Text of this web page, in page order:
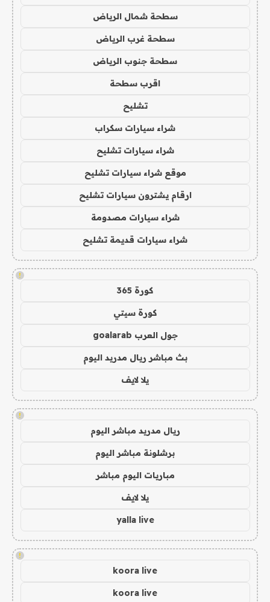
سطحة شمال الرياض
سطحة غرب الرياض
سطحة جنوب الرياض
اقرب سطحة
تشليح
شراء سيارات سكراب
شراء سيارات تشليح
موقع شراء سيارات تشليح
ارقام يشترون سيارات تشليح
شراء سيارات مصدومة
شراء سيارات قديمة تشليح
!
كورة 365
كورة سيتي
جول العرب goalarab
بث مباشر ريال مدريد اليوم
يلا لايف
!
ريال مدريد مباشر اليوم
برشلونة مباشر اليوم
مباريات اليوم مباشر
يلا لايف
yalla live
!
koora live
koora live